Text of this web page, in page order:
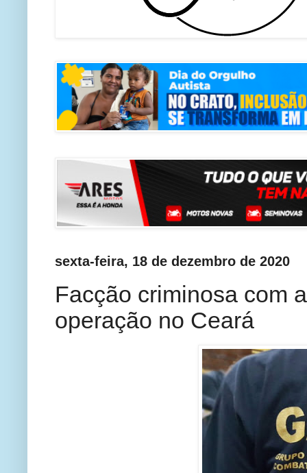
sexta-feira, 18 de dezembro de 2020
Facção criminosa com
operação no Ceará